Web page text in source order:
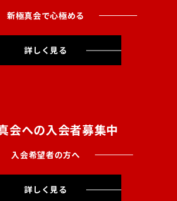
新極真会で心極める
詳しく見る
会への入会者募集中
入会希望者の方へ
詳しく見る